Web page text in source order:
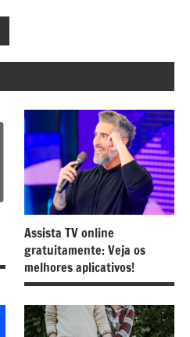
Assista TV online
gratuitamente: Veja os
melhores aplicativos!